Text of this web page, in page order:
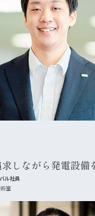
しながら発電設備
ル社員
室